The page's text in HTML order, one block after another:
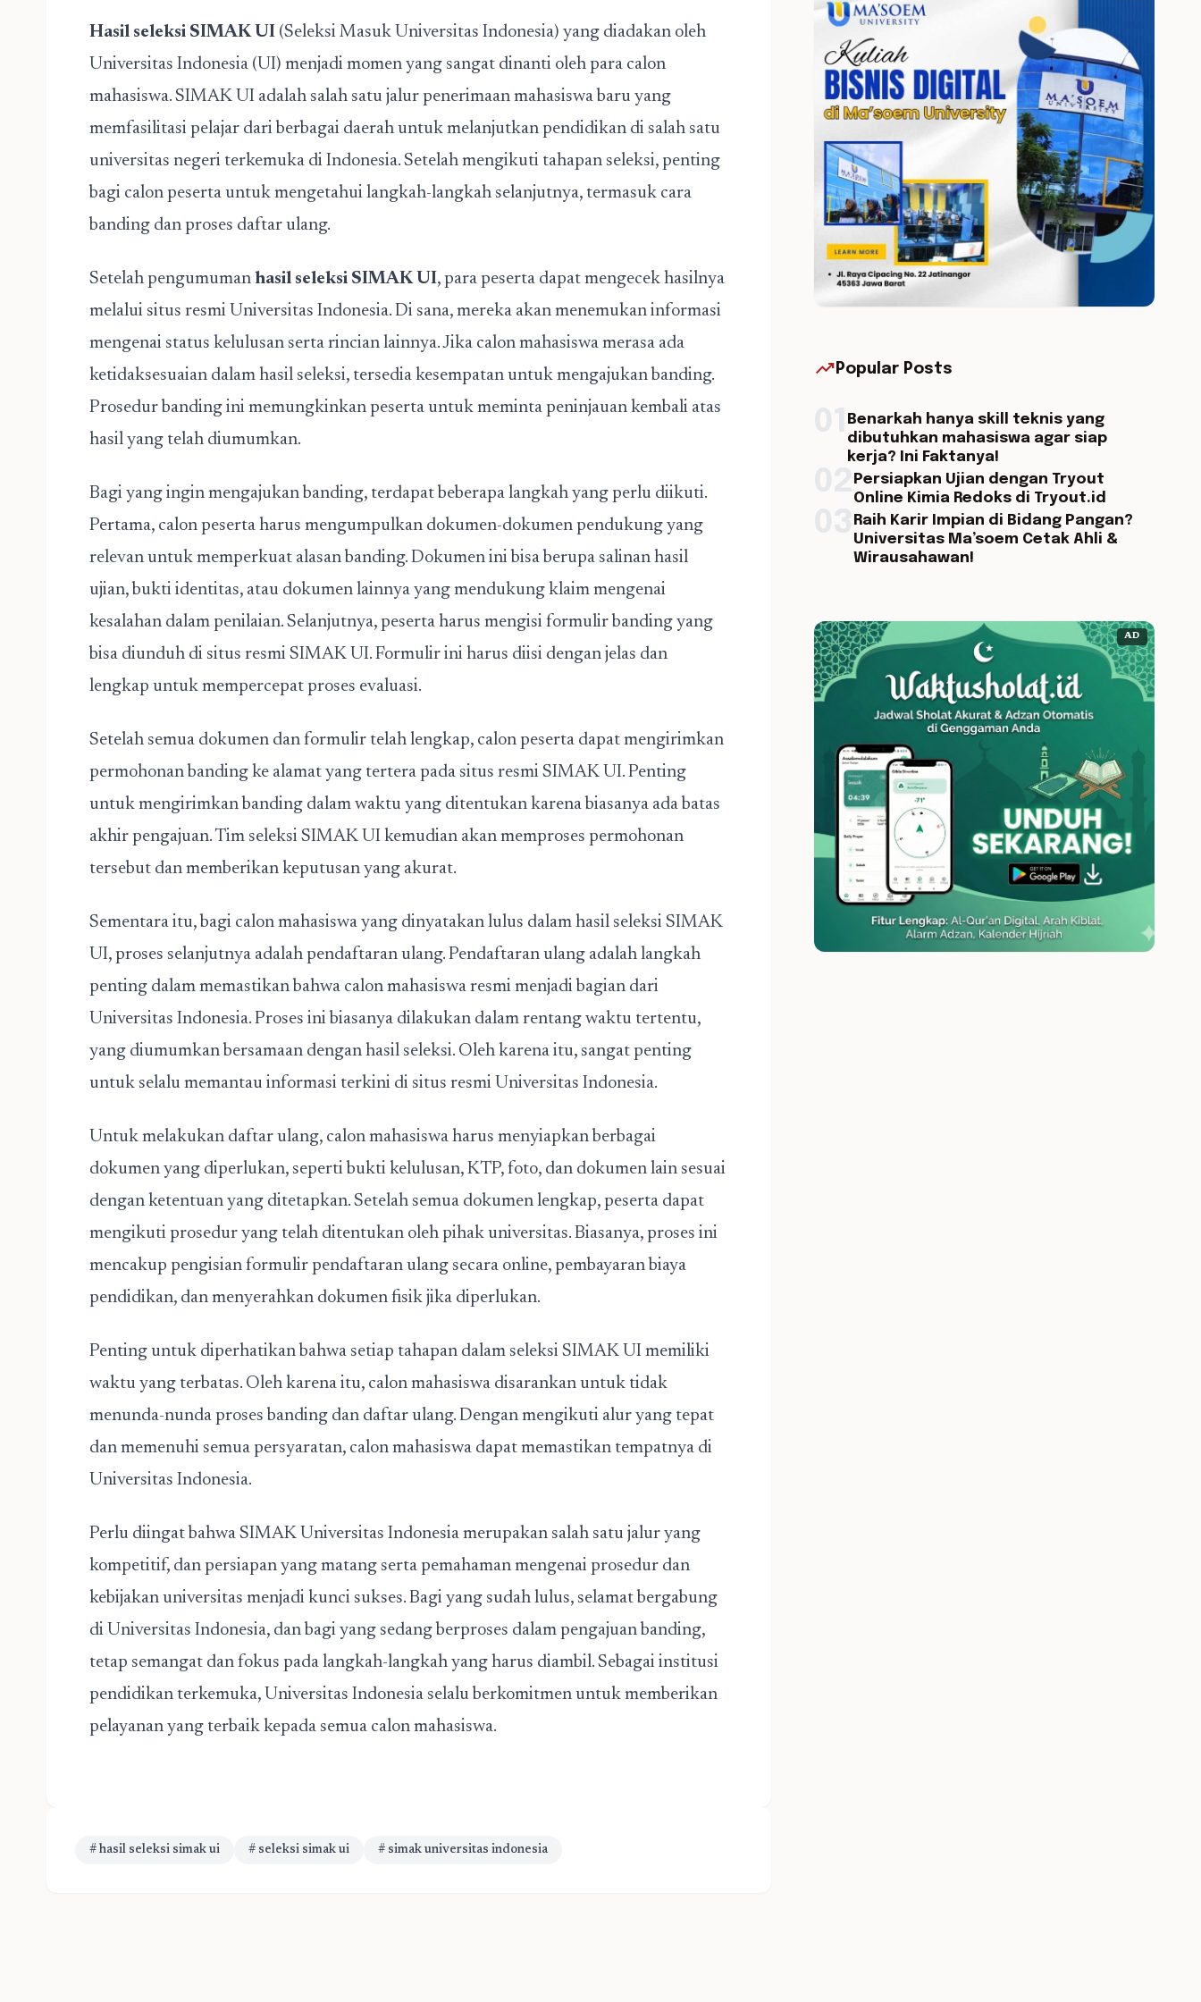
Hasil seleksi SIMAK UI (Seleksi Masuk Universitas Indonesia) yang diadakan oleh
Universitas Indonesia (UI) menjadi momen yang sangat dinanti oleh para calon
mahasiswa. SIMAK UI adalah salah satu jalur penerimaan mahasiswa baru yang
memfasilitasi pelajar dari berbagai daerah untuk melanjutkan pendidikan di salah satu
universitas negeri terkemuka di Indonesia. Setelah mengikuti tahapan seleksi, penting
bagi calon peserta untuk mengetahui langkah-langkah selanjutnya, termasuk cara
banding dan proses daftar ulang.
Setelah pengumuman hasil seleksi SIMAK UI, para peserta dapat mengecek hasilnya
melalui situs resmi Universitas Indonesia. Di sana, mereka akan menemukan informasi
mengenai status kelulusan serta rincian lainnya. Jika calon mahasiswa merasa ada
ketidaksesuaian dalam hasil seleksi, tersedia kesempatan untuk mengajukan banding.
Prosedur banding ini memungkinkan peserta untuk meminta peninjauan kembali atas
hasil yang telah diumumkan.
Bagi yang ingin mengajukan banding, terdapat beberapa langkah yang perlu diikuti.
Pertama, calon peserta harus mengumpulkan dokumen-dokumen pendukung yang
relevan untuk memperkuat alasan banding. Dokumen ini bisa berupa salinan hasil
ujian, bukti identitas, atau dokumen lainnya yang mendukung klaim mengenai
kesalahan dalam penilaian. Selanjutnya, peserta harus mengisi formulir banding yang
bisa diunduh di situs resmi SIMAK UI. Formulir ini harus diisi dengan jelas dan
lengkap untuk mempercepat proses evaluasi.
Setelah semua dokumen dan formulir telah lengkap, calon peserta dapat mengirimkan
permohonan banding ke alamat yang tertera pada situs resmi SIMAK UI. Penting
untuk mengirimkan banding dalam waktu yang ditentukan karena biasanya ada batas
akhir pengajuan. Tim seleksi SIMAK UI kemudian akan memproses permohonan
tersebut dan memberikan keputusan yang akurat.
Sementara itu, bagi calon mahasiswa yang dinyatakan lulus dalam hasil seleksi SIMAK
UI, proses selanjutnya adalah pendaftaran ulang. Pendaftaran ulang adalah langkah
penting dalam memastikan bahwa calon mahasiswa resmi menjadi bagian dari
Universitas Indonesia. Proses ini biasanya dilakukan dalam rentang waktu tertentu,
yang diumumkan bersamaan dengan hasil seleksi. Oleh karena itu, sangat penting
untuk selalu memantau informasi terkini di situs resmi Universitas Indonesia.
Untuk melakukan daftar ulang, calon mahasiswa harus menyiapkan berbagai
dokumen yang diperlukan, seperti bukti kelulusan, KTP, foto, dan dokumen lain sesuai
dengan ketentuan yang ditetapkan. Setelah semua dokumen lengkap, peserta dapat
mengikuti prosedur yang telah ditentukan oleh pihak universitas. Biasanya, proses ini
mencakup pengisian formulir pendaftaran ulang secara online, pembayaran biaya
pendidikan, dan menyerahkan dokumen fisik jika diperlukan.
Penting untuk diperhatikan bahwa setiap tahapan dalam seleksi SIMAK UI memiliki
waktu yang terbatas. Oleh karena itu, calon mahasiswa disarankan untuk tidak
menunda-nunda proses banding dan daftar ulang. Dengan mengikuti alur yang tepat
dan memenuhi semua persyaratan, calon mahasiswa dapat memastikan tempatnya di
Universitas Indonesia.
Perlu diingat bahwa SIMAK Universitas Indonesia merupakan salah satu jalur yang
kompetitif, dan persiapan yang matang serta pemahaman mengenai prosedur dan
kebijakan universitas menjadi kunci sukses. Bagi yang sudah lulus, selamat bergabung
di Universitas Indonesia, dan bagi yang sedang berproses dalam pengajuan banding,
tetap semangat dan fokus pada langkah-langkah yang harus diambil. Sebagai institusi
pendidikan terkemuka, Universitas Indonesia selalu berkomitmen untuk memberikan
pelayanan yang terbaik kepada semua calon mahasiswa.
# hasil seleksi simak ui # seleksi simak ui # simak universitas indonesia
trending_up Popular Posts
Benarkah hanya skill teknis yang
dibutuhkan mahasiswa agar siap
kerja? Ini Faktanya!
Persiapkan Ujian dengan Tryout
Online Kimia Redoks di Tryout.id
Raih Karir Impian di Bidang Pangan?
Universitas Ma’soem Cetak Ahli &
Wirausahawan!
AD